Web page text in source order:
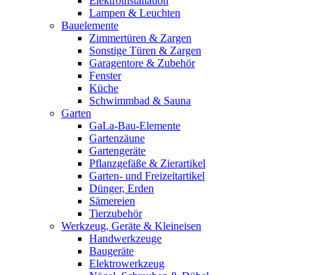
Lampen & Leuchten
Bauelemente
Zimmertüren & Zargen
Sonstige Türen & Zargen
Garagentore & Zubehör
Fenster
Küche
Schwimmbad & Sauna
Garten
GaLa-Bau-Elemente
Gartenzäune
Gartengeräte
Pflanzgefäße & Zierartikel
Garten- und Freizeitartikel
Dünger, Erden
Sämereien
Tierzubehör
Werkzeug, Geräte & Kleineisen
Handwerkzeuge
Baugeräte
Elektrowerkzeug